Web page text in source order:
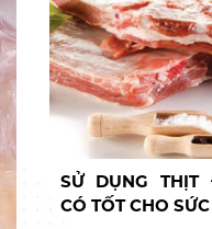
SỬ DỤNG THỊT
CÓ TỐT CHO